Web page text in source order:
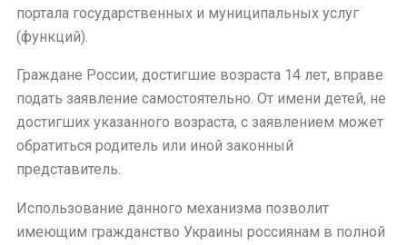
портала государственных и муниципальных услуг
(функций).
Граждане России, достигшие возраста 14 лет, вправе
подать заявление самостоятельно. От имени детей, не
достигших указанного возраста, с заявлением может
обратиться родитель или иной законный
представитель.
Использование данного механизма позволит
имеющим гражданство Украины россиянам в полной